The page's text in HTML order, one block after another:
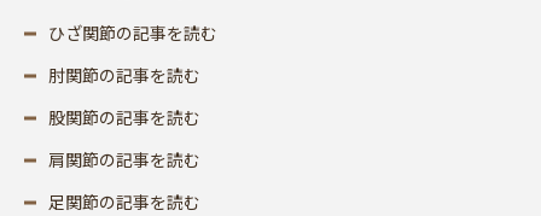
ひざ関節の記事を読む
肘関節の記事を読む
股関節の記事を読む
肩関節の記事を読む
足関節の記事を読む